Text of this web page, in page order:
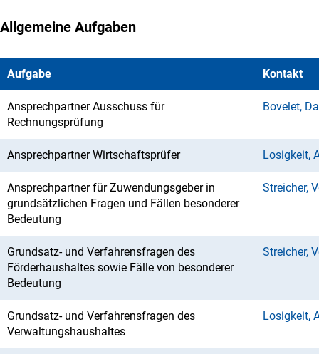
Allgemeine Aufgaben
Aufgabe Kontakt
Ansprechpartner Ausschuss für
Rechnungsprüfung
Bovelet,
Ansprechpartner Wirtschaftsprüfer Losigkeit,
Ansprechpartner für Zuwendungsgeber in
grundsätzlichen Fragen und Fällen besonderer
Bedeutung
Streicher,
Grundsatz- und Verfahrensfragen des
Förderhaushaltes sowie Fälle von besonderer
Bedeutung
Streicher,
Grundsatz- und Verfahrensfragen des
Verwaltungshaushaltes
Losigkeit,